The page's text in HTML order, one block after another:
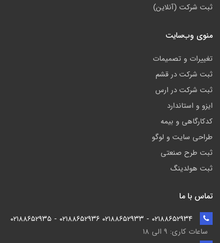
ثبت شرکت (آنلاین)
منوی وب‌سایت
تغییرات و تصمیمات
ثبت شرکت در قشم
ثبت شرکت در ارس
ایزو و استاندارد
کدکارگاهی و بیمه
طراحی سایت و لوگو
ثبت طرح صنعتی
ثبت هولدینگ
تماس با ما
ساعات کاری: ۹ الی ۱۸